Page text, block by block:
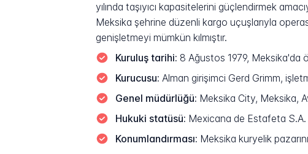
yılında taşıyıcı kapasitelerini güçlendirmek
Meksika şehrine düzenli kargo uçuşlarıyla
genişletmeyi mümkün kılmıştır.
Kuruluş tarihi: 8 Ağustos 1979, Meksika'da
Kurucusu: Alman girişimci Gerd Grimm,
Genel müdürlüğü: Meksika City, Meksika,
Hukuki statüsü: Mexicana de Estafeta
Konumlandırması: Meksika kuryelik